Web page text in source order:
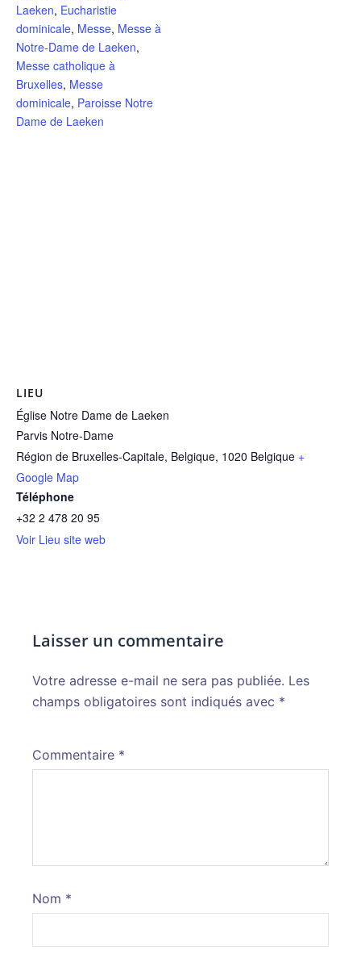
Laeken, Eucharistie
dominicale, Messe, Messe à
Notre-Dame de Laeken,
Messe catholique à
Bruxelles, Messe
dominicale, Paroisse Notre
Dame de Laeken
LIEU
Église Notre Dame de Laeken
Parvis Notre-Dame
Région de Bruxelles-Capitale, Belgique, 1020 Belgique +
Google Map
Téléphone
+32 2 478 20 95
Voir Lieu site web
Laisser un commentaire
Votre adresse e-mail ne sera pas publiée. Les
champs obligatoires sont indiqués avec *
Commentaire *
Nom *
Alternative: